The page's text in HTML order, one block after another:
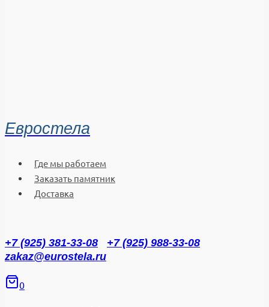
Евростела
Где мы работаем
Заказать памятник
Доставка
+7 (925) 381-33-08
+7 (925) 988-33-08
zakaz@eurostela.ru
0